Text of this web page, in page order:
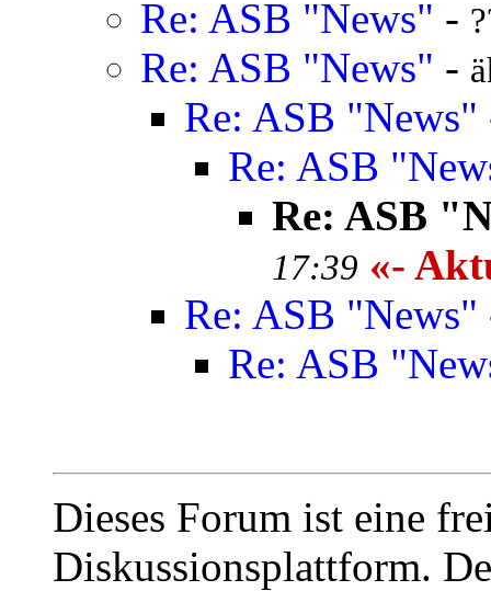
Re: ASB "News" -
Re: ASB "News" -
Re: ASB "News"
Re: ASB
Re: ASB
17:39 «-
Re: ASB "News"
Re: ASB
Dieses Forum ist eine
Diskussionsplattform.